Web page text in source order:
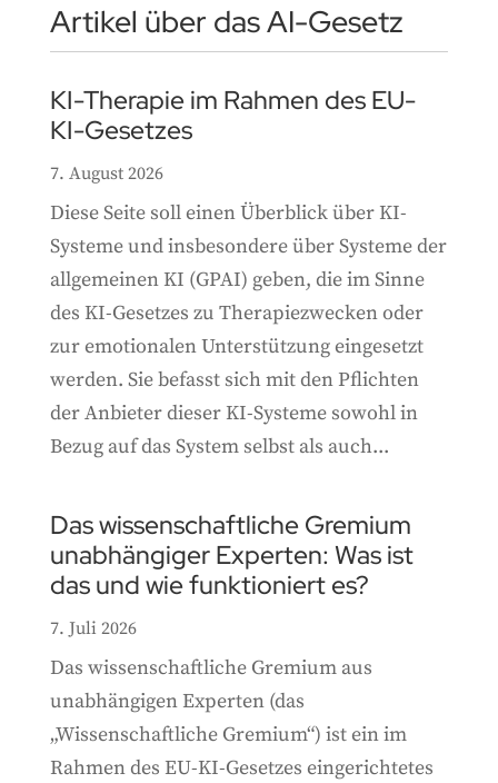
Artikel über das AI-Gesetz
KI-Therapie im Rahmen des EU-
KI-Gesetzes
7. August 2026
Diese Seite soll einen Überblick über KI-
Systeme und insbesondere über Systeme der
allgemeinen KI (GPAI) geben, die im Sinne
des KI-Gesetzes zu Therapiezwecken oder
zur emotionalen Unterstützung eingesetzt
werden. Sie befasst sich mit den Pflichten
der Anbieter dieser KI-Systeme sowohl in
Bezug auf das System selbst als auch...
Das wissenschaftliche Gremium
unabhängiger Experten: Was ist
das und wie funktioniert es?
7. Juli 2026
Das wissenschaftliche Gremium aus
unabhängigen Experten (das
„Wissenschaftliche Gremium“) ist ein im
Rahmen des EU-KI-Gesetzes eingerichtetes